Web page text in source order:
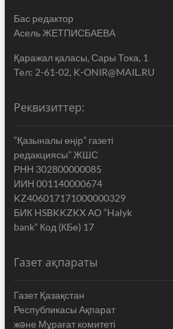
Бас редактор
Асель ЖЕТПИСБАЕВА
Қаражал қаласы, Сары Тока, 1
Тел: 2-61-02, K-ONIR@MAIL.RU
Реквизиттер:
“Қазыналы өңір” газеті
редакциясы” ЖШС
РНН 302800000085
ИИН 001140000674
KZ406017171000000329
БИК HSBKKZKX АО “Halyk
bank” Код (КБе) 17
Газет ақпараты
Газет Қазақстан
Республикасы Ақпарат
жəне Мұрағат комитеті